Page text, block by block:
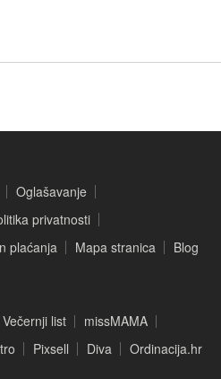
Oglašavanje
privatnosti
plaćanja Mapa stranica Blog
Večernji list
missMAMA
Pixsell Diva Ordinacija.hr